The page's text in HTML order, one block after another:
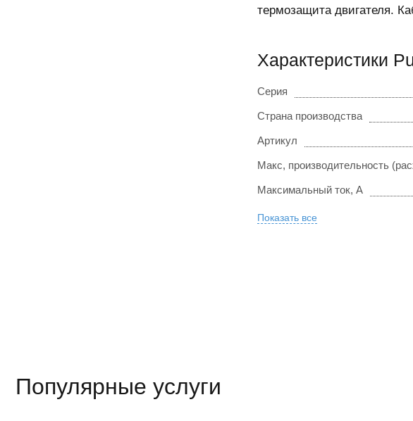
термозащита двигателя.
Характеристики
Серия
Страна производства
Артикул
Макс, производительность
Максимальный ток, А
Показать все
Популярные услуги